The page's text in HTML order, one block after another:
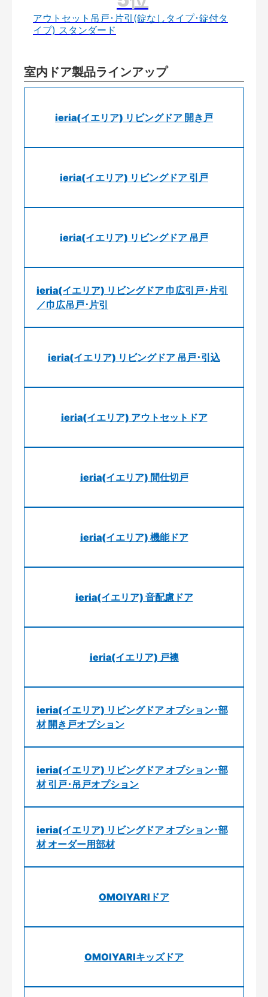
アウトセット吊戸･片引(錠なしタイプ･錠付タ
イプ) スタンダード
室内ドア製品ラインアップ
ieria(イエリア) リビングドア 開き戸
ieria(イエリア) リビングドア 引戸
ieria(イエリア) リビングドア 吊戸
ieria(イエリア) リビングドア 巾広引戸･片引
／巾広吊戸･片引
ieria(イエリア) リビングドア 吊戸･引込
ieria(イエリア) アウトセットドア
ieria(イエリア) 間仕切戸
ieria(イエリア) 機能ドア
ieria(イエリア) 音配慮ドア
ieria(イエリア) 戸襖
ieria(イエリア) リビングドア オプション･部
材 開き戸オプション
ieria(イエリア) リビングドア オプション･部
材 引戸･吊戸オプション
ieria(イエリア) リビングドア オプション･部
材 オーダー用部材
OMOIYARIドア
OMOIYARIキッズドア